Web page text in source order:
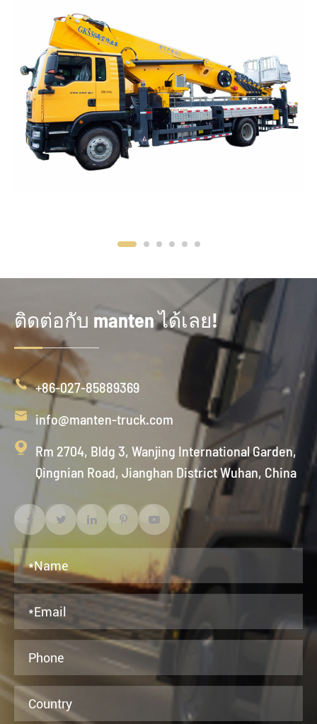
ติดต่อกับ manten ได้เลย!
 +86-027-85889369
 info@manten-truck.com

Rm 2704, Bldg 3, Wanjing International Garden,
Qingnian Road, Jianghan District Wuhan, China